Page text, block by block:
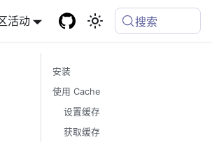
活动 搜索
安装
使用 Cache
设置缓存
获取缓存